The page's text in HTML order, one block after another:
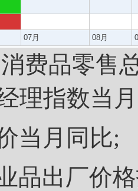
07月 08月
费品零售
理指数当
当月同比;
出厂价